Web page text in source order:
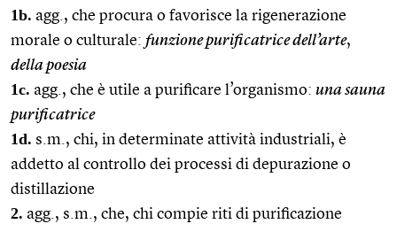
1b. agg., che procura o favorisce la rigenerazione
morale o culturale: funzione purificatrice dell’arte,
della poesia
1c. agg., che è utile a purificare l’organismo: una sauna
purificatrice
1d. s.m., chi, in determinate attività industriali, è
addetto al controllo dei processi di depurazione o
distillazione
2. agg., s.m., che, chi compie riti di purificazione